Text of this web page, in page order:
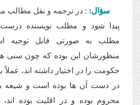
سؤال: : در ترجمه و نقل مطالب
پیدا شود و مطلب نویسنده
مطلب به صورتى قابل
منظورشان این بوده كه چون سنى
حكومت را در اختیار داشته اند،
در دست آن ها بوده است و شیعه
محروم بوده و در اقلیت بوده